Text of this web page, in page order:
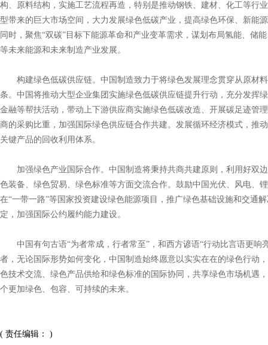
构、原料结构，实施工艺流程再造，特别是推动钢铁、建材、化工等行
型带来的巨大市场空间，大力发展绿色低碳产业，提高绿色环保、新能
同时，聚焦“双碳”目标下能源革命和产业变革需求，谋划布局氢能、储
等未来能源和未来制造产业发展。
构建绿色低碳供应链。中国制造致力于将绿色发展理念贯穿从原材
条。中国将推动大型企业集团实施绿色低碳供应链提升行动，充分发挥
金融等帮扶活动，带动上下游供应商实施绿色低碳改造、开展碳足迹管
商的采购比重，加强国际绿色供应链合作共建。发展循环经济模式，推
关键产品的回收利用体系。
加强绿色产业国际合作。中国制造将秉持共商共建原则，利用好双
色装备、绿色贸易、绿色标准等方面交流合作。鼓励中国光伏、风电、
在“一带一路”等国家投资建设绿色能源项目，推广绿色基础设施和交通
定，加强国际公约履约能力建设。
中国有句古语“为者常成，行者常至”，和西方谚语“行动比言语更响
者，无论国际形势如何变化，中国制造始终愿意以实实在在的绿色行动
色技术交流、绿色产品供给和绿色标准的国际协同，共享绿色市场机遇
个更加绿色、包容、可持续的未来。
( 责任编辑： )